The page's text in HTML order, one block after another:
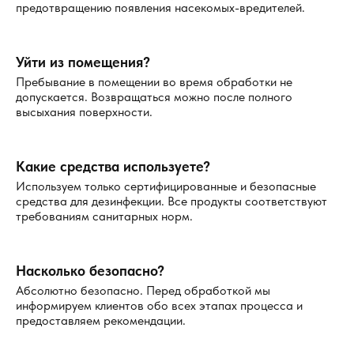
Профилактика
доме, важно принять профилактические меры. Вот
несколько советов:
Храните продукты в герметичных упаковках или
Регулярно проверяйте запасы продуктов,
особенно те, которые долго хранятся, например, в
кладовке или на складах.
хранения продуктов, чтобы не создать
благоприятные условия для размножения
вредителей.
предотвращению появления насекомых-вредителей.
Уйти из помещения?
Пребывание в помещении во время обработки не
допускается. Возвращаться можно после полного
высыхания поверхности.
Какие средства используете?
Используем только сертифицированные и безопасные
средства для дезинфекции. Все продукты соответствуют
требованиям санитарных норм.
Насколько безопасно?
Абсолютно безопасно. Перед обработкой мы
информируем клиентов обо всех этапах процесса и
предоставляем рекомендации.